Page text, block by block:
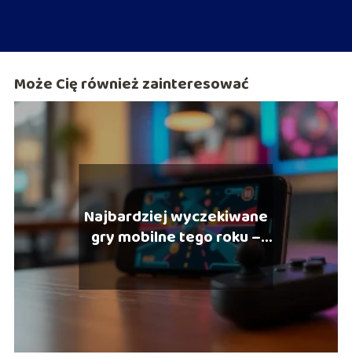
Może Cię również zainteresować
Najbardziej wyczekiwane
gry mobilne tego roku –
ranking